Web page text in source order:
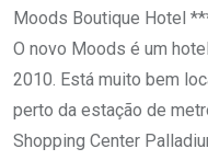
Moods Boutique Hotel
O novo Moods é um
2010. Está muito bem
perto da estação de
Shopping Center